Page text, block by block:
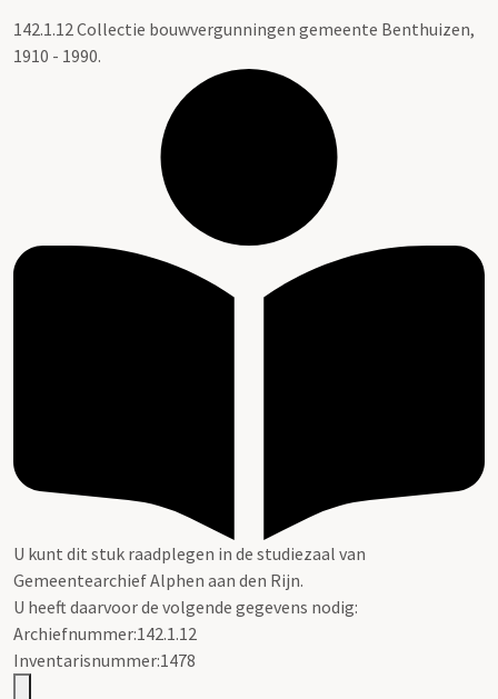
142.1.12 Collectie bouwvergunningen gemeente Benthuizen,
1910 - 1990.
U kunt dit stuk raadplegen in de studiezaal van
Gemeentearchief Alphen aan den Rijn.
U heeft daarvoor de volgende gegevens nodig:
Archiefnummer:142.1.12
Inventarisnummer:1478